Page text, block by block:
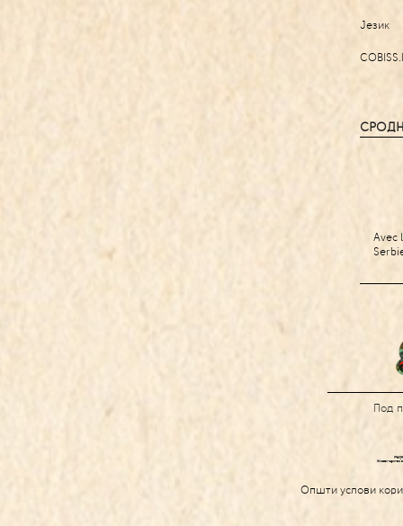
Језик
Avec
Под
Општи услови